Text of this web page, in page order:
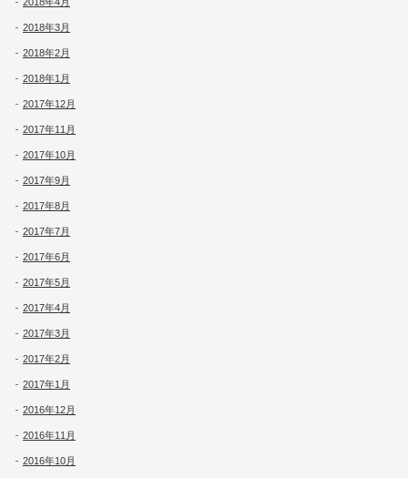
2018年3月
2018年2月
2018年1月
2017年12月
2017年11月
2017年10月
2017年9月
2017年8月
2017年7月
2017年6月
2017年5月
2017年4月
2017年3月
2017年2月
2017年1月
2016年12月
2016年11月
2016年10月